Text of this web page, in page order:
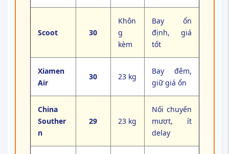
Scoot 30
Khôn
g
kèm
Bay ổn
định, giá
tốt
Xiamen
Air
30 23 kg
Bay đêm,
giữ giá ổn
China
Souther
n
29 23 kg
Nối chuyến
mượt, ít
delay